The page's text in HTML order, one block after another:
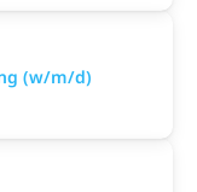
(w/m/d)